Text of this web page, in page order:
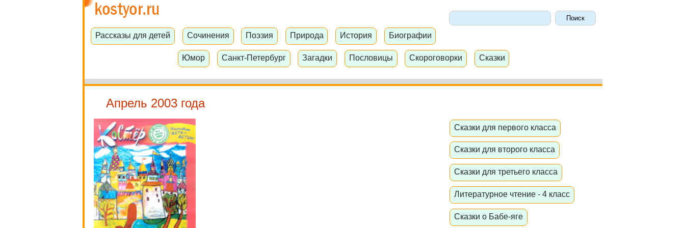
Рассказы для детей Сочинения Поэзия Природа История Биографии
Юмор Санкт-Петербург Загадки Пословицы Скороговорки Сказки
Апрель 2003 года
Сказки для первого класса
Сказки для второго класса
Сказки для третьего класса
Литературное чтение - 4 класс
Сказки о Бабе-яге